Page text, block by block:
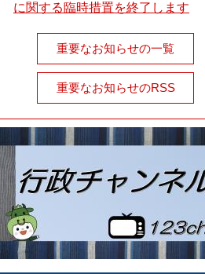
に関する臨時措置を終了します
重要なお知らせの一覧
重要なお知らせのRSS